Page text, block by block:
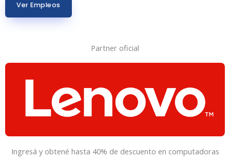
Ver Empleos
Partner oficial
Ingresá y obtené hasta 40% de descuento en computadoras